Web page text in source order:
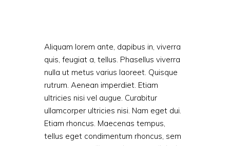
Aliquam lorem ante, dapibus in, viverra
quis, feugiat a, tellus. Phasellus viverra
nulla ut metus varius laoreet. Quisque
rutrum. Aenean imperdiet. Etiam
ultricies nisi vel augue. Curabitur
ullamcorper ultricies nisi. Nam eget dui.
Etiam rhoncus. Maecenas tempus,
tellus eget condimentum rhoncus, sem